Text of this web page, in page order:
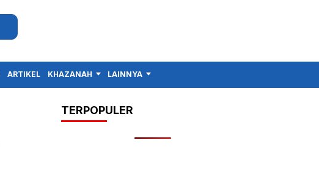
ARTIKEL KHAZANAH LAINNYA
TERPOPULER